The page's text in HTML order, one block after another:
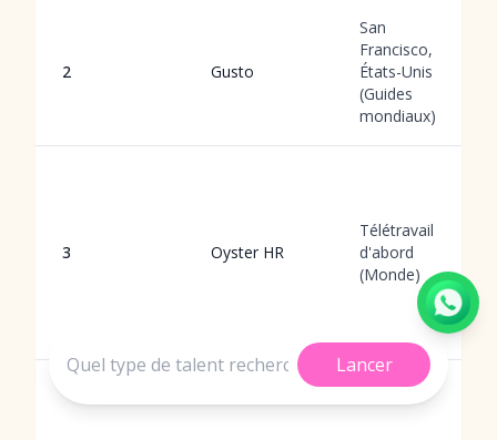
2 Gusto
San
Francisco,
États-Unis
(Guides
mondiaux)
3 Oyster HR
Télétravail
d'abord
(Monde)
Lancer